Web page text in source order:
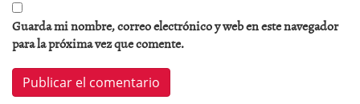
Guarda mi nombre, correo electrónico y web en este navegador
para la próxima vez que comente.